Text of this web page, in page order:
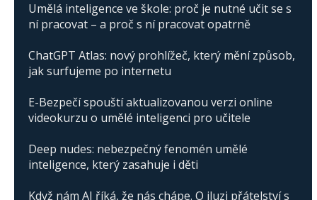
Umělá inteligence ve škole: proč je nutné učit se s
ní pracovat – a proč s ní pracovat opatrně
ChatGPT Atlas: nový prohlížeč, který mění způsob,
jak surfujeme po internetu
E-Bezpečí spouští aktualizovanou verzi online
videokurzu o umělé inteligenci pro učitele
Deep nudes: nebezpečný fenomén umělé
inteligence, který zasahuje i děti
Když nám AI říká, že nás chápe. O iluzi přátelství s